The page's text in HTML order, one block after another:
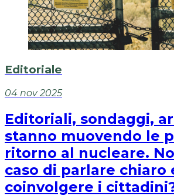
Editoriale
04 nov 2025
Editoriali, sondaggi,
stanno muovendo le
ritorno al nucleare.
caso di parlare chiaro
coinvolgere i